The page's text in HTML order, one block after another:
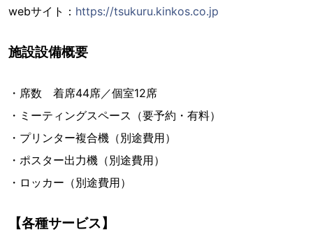
webサイト： https://tsukuru.kinkos.co.jp
施設設備概要
・席数 着席44席／個室12席
・ミーティングスペース（要予約・有料）
・プリンター複合機（別途費用）
・ポスター出力機（別途費用）
・ロッカー（別途費用）
【各種サービス】